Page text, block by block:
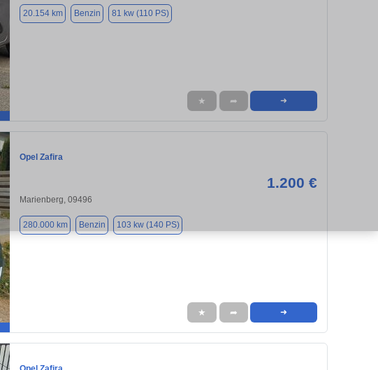
20.154 km Benzin 81 kw (110 PS)
★ ➦ ➜
Opel Zafira
1.200 €
Marienberg, 09496
280.000 km Benzin 103 kw (140 PS)
★ ➦ ➜